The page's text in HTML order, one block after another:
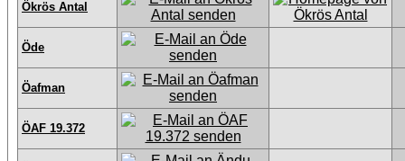
Ökrös Antal
Öde
Öafman
ÖAF 19.372